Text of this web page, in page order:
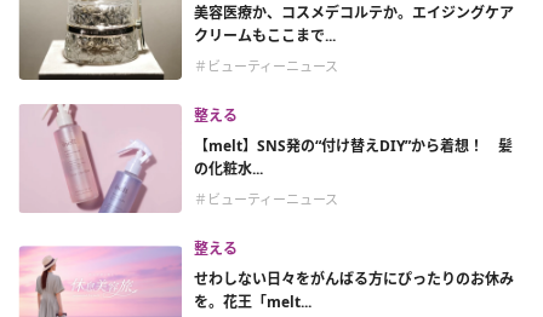
美容医療か、コスメデコルテか。エイジングケア
クリームもここまで...
＃ビューティーニュース
整える
【melt】SNS発の“付け替えDIY”から着想！ 髪
の化粧水...
＃ビューティーニュース
整える
せわしない日々をがんばる方にぴったりのお休み
を。花王「melt...